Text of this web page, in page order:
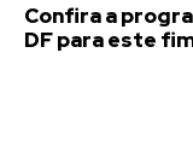
Confira a
DF para este